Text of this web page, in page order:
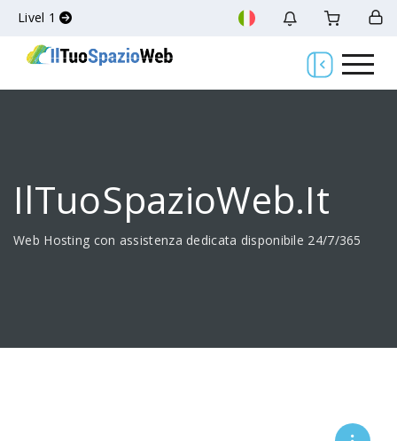
Livel 1
IlTuoSpazioWeb.it
Web Hosting con assistenza dedicata disponibile 24/7/365